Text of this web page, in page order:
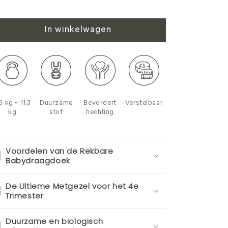
In winkelwagen
kg - 11,3
kg
Duurzame
stof
Bevordert
hechting
Verstelbaar
Voordelen van de Rekbare
Babydraagdoek
De Ultieme Metgezel voor het 4e
Trimester
Duurzame en biologisch